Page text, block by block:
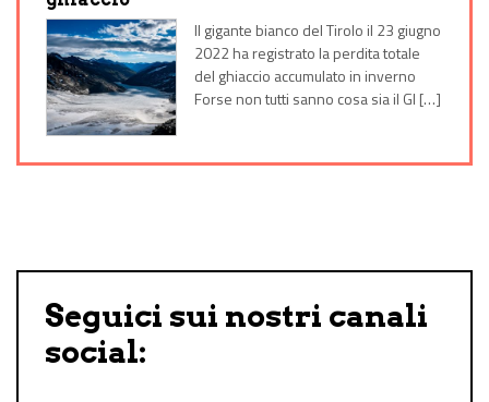
Il gigante bianco del Tirolo il 23 giugno
2022 ha registrato la perdita totale
del ghiaccio accumulato in inverno
Forse non tutti sanno cosa sia il Gl […]
Seguici sui nostri canali
social: